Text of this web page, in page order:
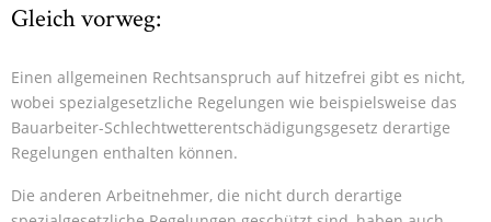
Gleich vorweg:
Einen allgemeinen Rechtsanspruch auf hitzefrei gibt es nicht,
wobei spezialgesetzliche Regelungen wie beispielsweise das
Bauarbeiter-Schlechtwetterentschädigungsgesetz derartige
Regelungen enthalten können.
Die anderen Arbeitnehmer, die nicht durch derartige